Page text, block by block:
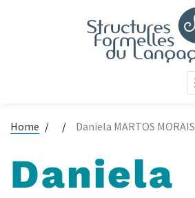
Home
Daniela MARTOS MORAIS
Daniela